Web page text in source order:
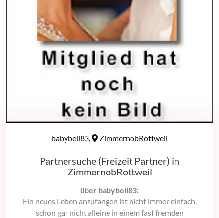
babybell83, ZimmernobRottweil
Partnersuche (Freizeit Partner) in
ZimmernobRottweil
über babybell83:
Ein neues Leben anzufangen ist nicht immer einfach,
schon gar nicht alleine in einem fast fremden